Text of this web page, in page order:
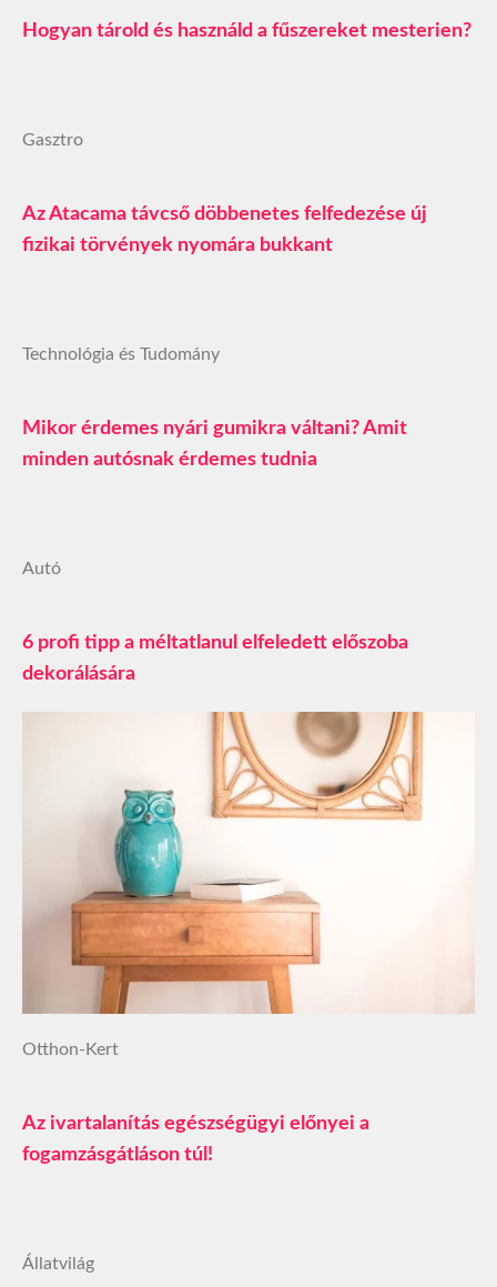
Hogyan tárold és használd a fűszereket mesterien?
Gasztro
Az Atacama távcső döbbenetes felfedezése új
fizikai törvények nyomára bukkant
Technológia és Tudomány
Mikor érdemes nyári gumikra váltani? Amit
minden autósnak érdemes tudnia
Autó
6 profi tipp a méltatlanul elfeledett előszoba
dekorálására
Otthon-Kert
Az ivartalanítás egészségügyi előnyei a
fogamzásgátláson túl!
Állatvilág